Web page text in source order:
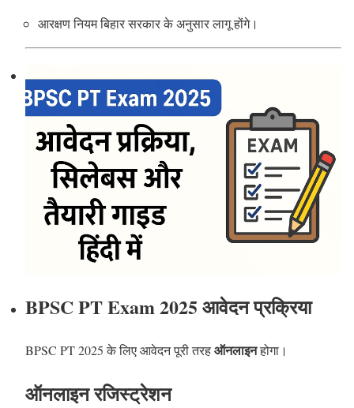
आरक्षण नियम बिहार सरकार के अनुसार लागू होंगे।
BPSC PT Exam 2025 आवेदन प्रक्रिया
BPSC PT 2025 के लिए आवेदन पूरी तरहऑनलाइनहोगा।
ऑनलाइन रजिस्ट्रेशन